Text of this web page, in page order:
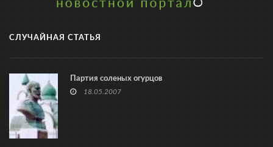
СЛУЧАЙНАЯ СТАТЬЯ
Партия соленых огурцов
18.05.2007